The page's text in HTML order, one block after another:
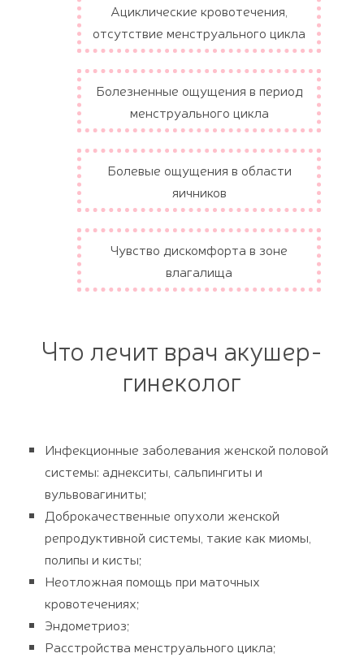
Ациклические кровотечения,
отсутствие менструального цикла
Болезненные ощущения в период
менструального цикла
Болевые ощущения в области
яичников
Чувство дискомфорта в зоне
влагалища
Что лечит врач акушер-
гинеколог
Инфекционные заболевания женской половой
системы: аднекситы, сальпингиты и
вульвовагиниты;
Доброкачественные опухоли женской
репродуктивной системы, такие как миомы,
полипы и кисты;
Неотложная помощь при маточных
кровотечениях;
Эндометриоз;
Расстройства менструального цикла;